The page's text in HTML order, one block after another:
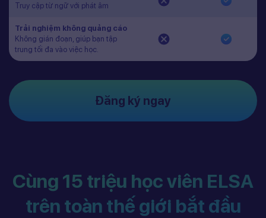
Truy cập từ ngữ với phát âm
Trải nghiệm không quảng cáo
Không gián đoạn, giúp bạn tập
trung tối đa vào việc học.
Đăng ký ngay
Cùng 15 triệu học viên ELSA
trên toàn thế giới bắt đầu